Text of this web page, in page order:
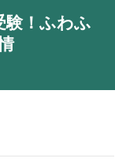
験！ふわふ